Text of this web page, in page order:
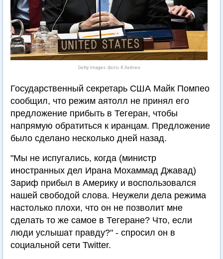
Getty Images. Фото: К.Хейген
Государственный секретарь США Майк Помпео
сообщил, что режим аятолл не принял его
предложение прибыть в Тегеран, чтобы
напрямую обратиться к иранцам. Предложение
было сделано несколько дней назад.
"Мы не испугались, когда (министр
иностранных дел Ирана Мохаммад Джавад)
Зариф прибыл в Америку и воспользовался
нашей свободой слова. Неужели дела режима
настолько плохи, что он не позволит мне
сделать то же самое в Тегеране? Что, если
люди услышат правду?" - спросил он в
социальной сети Twitter.